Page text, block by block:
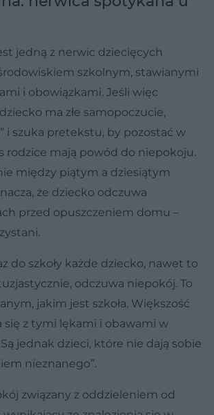
jedną z nerwic dziecięcych
szkolnym, stawianymi
i obowiązkami. Jeśli więc
ma złe samopoczucie,
i szuka pretekstu, by pozostać w
rodzice mają powód do niepokoju.
między piątym a dziesiątym
że dziecko odczuwa
przed opuszczeniem domu –
do szkoły każde dziecko, nawet to
odczuwa niepokój. To
jakim jest szkoła. Większość
się z tymi lękami i obawami w
jednak dzieci, które nie dają sobie
nieznanego”.
związany z oddzieleniem od